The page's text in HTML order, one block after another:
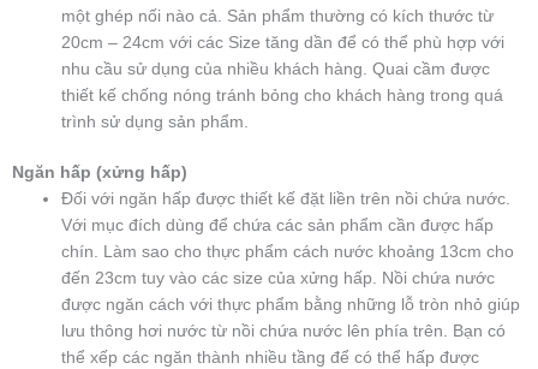
một ghép nối nào cả. Sản phẩm thường có kích thước từ
20cm – 24cm với các Size tăng dần để có thể phù hợp với
nhu cầu sử dụng của nhiều khách hàng. Quai cầm được
thiết kế chống nóng tránh bỏng cho khách hàng trong quá
trình sử dụng sản phẩm.
Ngăn hấp (xửng hấp)
Đối với ngăn hấp được thiết kế đặt liền trên nồi chứa nước.
Với mục đích dùng để chứa các sản phẩm cần được hấp
chín. Làm sao cho thực phẩm cách nước khoảng 13cm cho
đến 23cm tuy vào các size của xửng hấp. Nồi chứa nước
được ngăn cách với thực phẩm bằng những lỗ tròn nhỏ giúp
lưu thông hơi nước từ nồi chứa nước lên phía trên. Bạn có
thể xếp các ngăn thành nhiều tầng để có thể hấp được